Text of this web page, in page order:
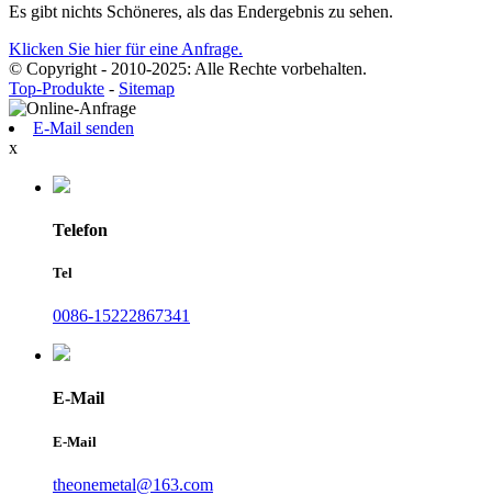
Es gibt nichts Schöneres, als das Endergebnis zu sehen.
Klicken Sie hier für eine Anfrage.
© Copyright - 2010-2025: Alle Rechte vorbehalten.
Top-Produkte - Sitemap
E-Mail senden
x
Telefon
Tel
0086-15222867341
E-Mail
E-Mail
theonemetal@163.com